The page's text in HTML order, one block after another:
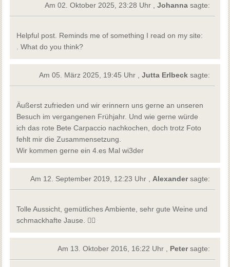
Am 02. Oktober 2025, 23:28 Uhr ,Johanna sagte:
Helpful post. Reminds me of something I read on my site:
. What do you think?
Am 05. März 2025, 19:45 Uhr ,Jutta Erlbeck sagte:
Äußerst zufrieden und wir erinnern uns gerne an unseren
Besuch im vergangenen Frühjahr. Und wie gerne würde
ich das rote Bete Carpaccio nachkochen, doch trotz Foto
fehlt mir die Zusammensetzung.
Wir kommen gerne ein 4.es Mal wi3der
Am 12. September 2019, 12:23 Uhr ,Alexandersagte:
Tolle Aussicht, gemütliches Ambiente, sehr gute Weine und
schmackhafte Jause. 👍🏻
Am 13. Oktober 2016, 16:22 Uhr , Petersagte: